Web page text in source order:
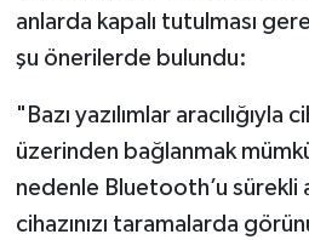
anlarda kapalı tutulması
şu önerilerde bulundu:
"Bazı yazılımlar
üzerinden bağlanmak
nedenle Bluetooth’u sürekli
cihazınızı taramalarda